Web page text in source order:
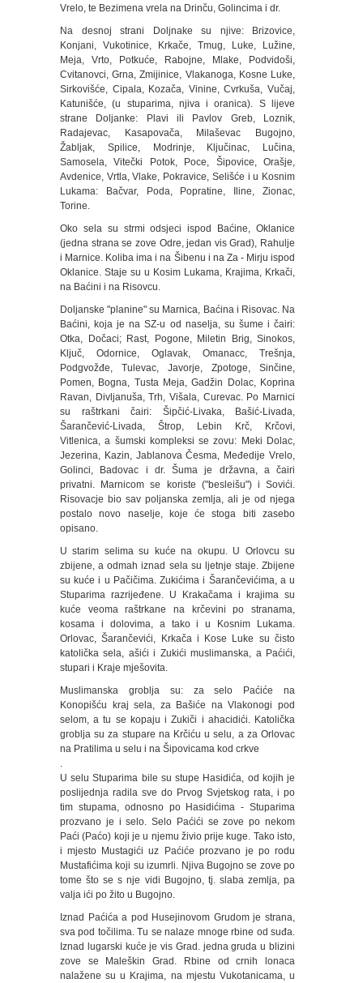
Vrelo, te Bezimena vrela na Drinču, Golincima i dr.
Na desnoj strani Doljnake su njive: Brizovice,
Konjani, Vukotinice, Krkače, Tmug, Luke, Lužine,
Meja, Vrto, Potkuće, Rabojne, Mlake, Podvidoši,
Cvitanovci, Grna, Zmijinice, Vlakanoga, Kosne Luke,
Sirkovišće, Cipala, Kozača, Vinine, Cvrkuša, Vučaj,
Katunišće, (u stuparima, njiva i oranica). S lijeve
strane Doljanke: Plavi ili Pavlov Greb, Loznik,
Radajevac, Kasapovača, Milaševac Bugojno,
Žabljak, Spilice, Modrinje, Ključinac, Lučina,
Samosela, Vitečki Potok, Poce, Šipovice, Orašje,
Avdenice, Vrtla, Vlake, Pokravice, Selišće i u Kosnim
Lukama: Bačvar, Poda, Popratine, Iline, Zionac,
Torine.
Oko sela su strmi odsjeci ispod Baćine, Oklanice
(jedna strana se zove Odre, jedan vis Grad), Rahulje
i Marnice. Koliba ima i na Šibenu i na Za - Mirju ispod
Oklanice. Staje su u Kosim Lukama, Krajima, Krkači,
na Baćini i na Risovcu.
Doljanske "planine" su Marnica, Baćina i Risovac. Na
Baćini, koja je na SZ-u od naselja, su šume i čairi:
Otka, Dočaci; Rast, Pogone, Miletin Brig, Sinokos,
Ključ, Odornice, Oglavak, Omanacc, Trešnja,
Podgvožđe, Tulevac, Javorje, Zpotoge, Sinčine,
Pomen, Bogna, Tusta Meja, Gadžin Dolac, Koprina
Ravan, Divljanuša, Trh, Višala, Curevac. Po Marnici
su raštrkani čairi: Šipčić-Livaka, Bašić-Livada,
Šarančević-Livada, Štrop, Lebin Krč, Krčovi,
Vitlenica, a šumski kompleksi se zovu: Meki Dolac,
Jezerina, Kazin, Jablanova Česma, Međedije Vrelo,
Golinci, Badovac i dr. Šuma je državna, a čairi
privatni. Marnicom se koriste ("besleišu") i Sovići.
Risovacje bio sav poljanska zemlja, ali je od njega
postalo novo naselje, koje će stoga biti zasebo
opisano.
U starim selima su kuće na okupu. U Orlovcu su
zbijene, a odmah iznad sela su ljetnje staje. Zbijene
su kuće i u Pačičima. Zukićima i Šarančevićima, a u
Stuparima razrijeđene. U Krakačama i krajima su
kuće veoma raštrkane na krčevini po stranama,
kosama i dolovima, a tako i u Kosnim Lukama.
Orlovac, Šarančevići, Krkača i Kose Luke su čisto
katolička sela, ašići i Zukići muslimanska, a Paćići,
stupari i Kraje mješovita.
Muslimanska groblja su: za selo Paćiće na
Konopišću kraj sela, za Bašiće na Vlakonogi pod
selom, a tu se kopaju i Zukiči i ahacidići. Katolička
groblja su za stupare na Krčiću u selu, a za Orlovac
na Pratilima u selu i na Šipovicama kod crkve
.
U selu Stuparima bile su stupe Hasidića, od kojih je
poslijednja radila sve do Prvog Svjetskog rata, i po
tim stupama, odnosno po Hasidićima - Stuparima
prozvano je i selo. Selo Paćići se zove po nekom
Paći (Paćo) koji je u njemu živio prije kuge. Tako isto,
i mjesto Mustagići uz Paćiće prozvano je po rodu
Mustafićima koji su izumrli. Njiva Bugojno se zove po
tome što se s nje vidi Bugojno, tj. slaba zemlja, pa
valja ići po žito u Bugojno.
Iznad Paćića a pod Husejinovom Grudom je strana,
sva pod točilima. Tu se nalaze mnoge rbine od suđa.
Iznad lugarski kuće je vis Grad. jedna gruda u blizini
zove se Maleškin Grad. Rbine od crnih lonaca
nalažene su u Krajima, na mjestu Vukotanicama, u